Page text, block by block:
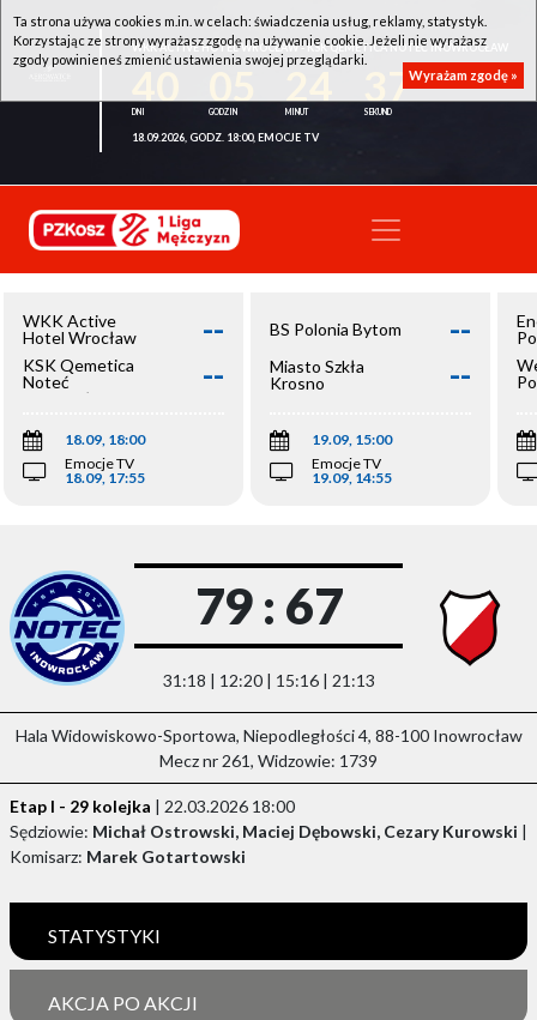
WKK ACTIVE HOTEL WROCŁAW - KSK QEMETICA NOTEĆ INOWROCŁAW
37
18.09.2026, GODZ. 18:00, EMOCJE TV
WKK Active
Hotel Wrocław
--
KSK Qemetica
Noteć
Inowrocław
--
18.09, 18:00
Emocje TV
18.09, 17:55
BS Polonia Bytom --
Miasto Szkła
Krosno
--
19.09, 15:00
Emocje TV
19.09, 14:55
79 : 67
31:18 | 12:20 | 15:16 | 21:13
Hala Widowiskowo-Sportowa, Niepodległości 4, 88-100 Inowrocław
Mecz nr 261, Widzowie: 1739
Etap I - 29 kolejka | 22.03.2026 18:00
Sędziowie: Michał Ostrowski, Maciej Dębowski, Cezary Kurowski |
Komisarz: Marek Gotartowski
STATYSTYKI
AKCJA PO AKCJI
Ta strona używa cookies m.in. w celach: świadczenia usług, reklamy, statystyk.
Korzystając ze strony wyrażasz zgodę na używanie cookie. Jeżeli nie wyrażasz
zgody powinieneś zmienić ustawienia swojej przeglądarki.
Wyrażam zgodę »